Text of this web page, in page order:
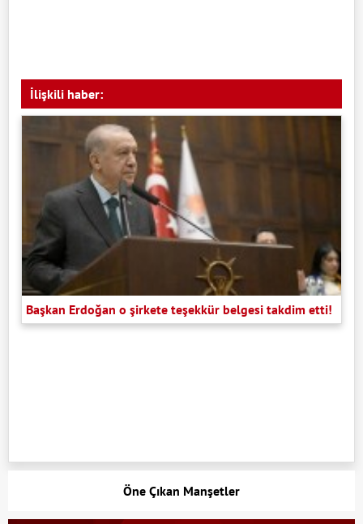
İlişkili haber:
Başkan Erdoğan o şirkete teşekkür belgesi takdim etti!
Öne Çıkan Manşetler